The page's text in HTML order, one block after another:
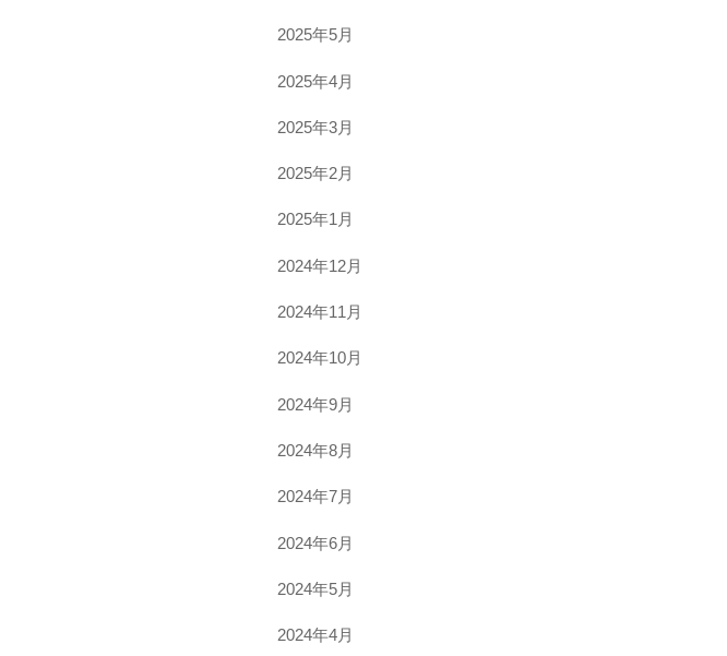
2025年5月
2025年4月
2025年3月
2025年2月
2025年1月
2024年12月
2024年11月
2024年10月
2024年9月
2024年8月
2024年7月
2024年6月
2024年5月
2024年4月